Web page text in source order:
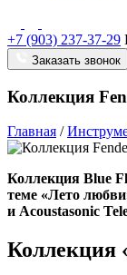
+7 (903) 237-37-29
Заказать звонок
Коллекция
Главная /
Коллекция Blue
теме «Лето
и Acoustasonic
Коллекция